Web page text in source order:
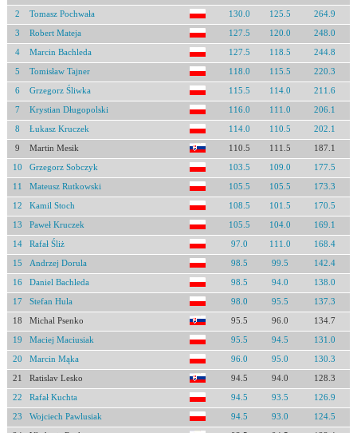
2 Tomasz Pochwała 130.0 125.5 264.9
3 Robert Mateja 127.5 120.0 248.0
4 Marcin Bachleda 127.5 118.5 244.8
5 Tomisław Tajner 118.0 115.5 220.3
6 Grzegorz Śliwka 115.5 114.0 211.6
7 Krystian Długopolski 116.0 111.0 206.1
8 Łukasz Kruczek 114.0 110.5 202.1
9 Martin Mesik 110.5 111.5 187.1
10 Grzegorz Sobczyk 103.5 109.0 177.5
11 Mateusz Rutkowski 105.5 105.5 173.3
12 Kamil Stoch 108.5 101.5 170.5
13 Paweł Kruczek 105.5 104.0 169.1
14 Rafał Śliż 97.0 111.0 168.4
15 Andrzej Dorula 98.5 99.5 142.4
16 Daniel Bachleda 98.5 94.0 138.0
17 Stefan Hula 98.0 95.5 137.3
18 Michal Psenko 95.5 96.0 134.7
19 Maciej Maciusiak 95.5 94.5 131.0
20 Marcin Mąka 96.0 95.0 130.3
21 Ratislav Lesko 94.5 94.0 128.3
22 Rafał Kuchta 94.5 93.5 126.9
23 Wojciech Pawlusiak 94.5 93.0 124.5